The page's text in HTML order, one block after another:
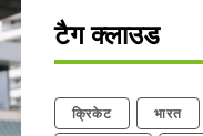
टैग क्लाउड
क्रिकेट भारत